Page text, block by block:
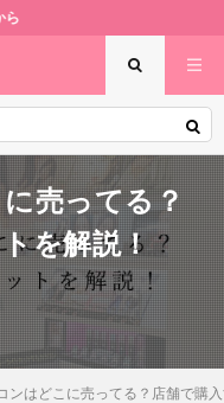
売ってる？
を解説！
ンはどこに売ってる？店舗で購